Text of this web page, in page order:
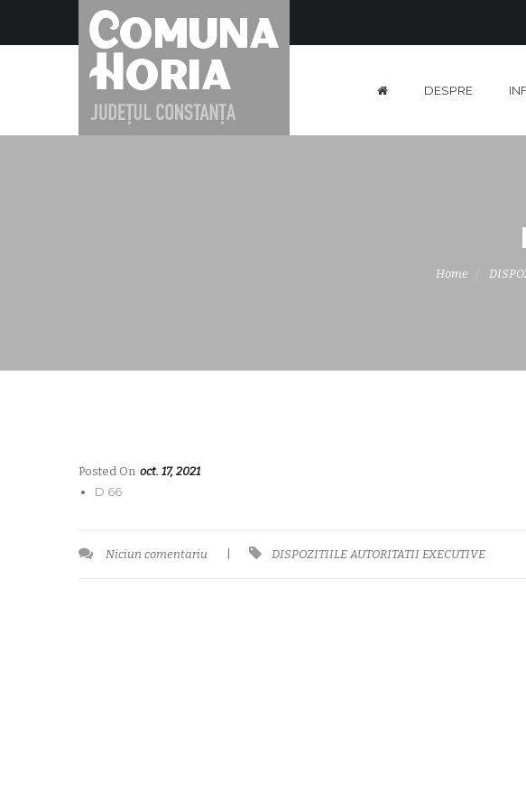
DESPRE
Home
Posted On oct. 17, 2021
D 66
Niciun comentariu DISPOZITIILE AUTORITATII EXECUTIVE